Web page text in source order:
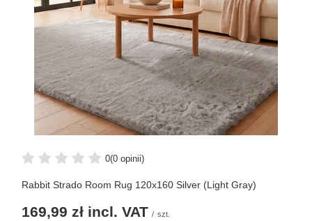
0(0 opinii)
Rabbit Strado Room Rug 120x160 Silver (Light Gray)
169,99 zł incl. VAT / szt.